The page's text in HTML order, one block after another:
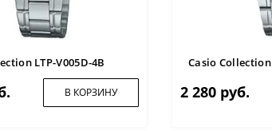
LTP-V005D-4B
В КОРЗИНУ
Casio Collection
2 280 руб.